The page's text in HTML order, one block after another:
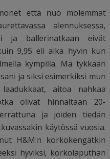
että nuo molemmat
alennuksessa,
ja ballerinatkaan eivät
9,95 eli aika hyvin kun
kympillä. Mä tykkään
ja siksi esimerkiksi mun
aitoa nahkaa
olivat hinnaltaan 20-
ja joiden tiedän
käytössä vuosia.
H&M:n korkokengätkin
hyviksi, korkolaputhan